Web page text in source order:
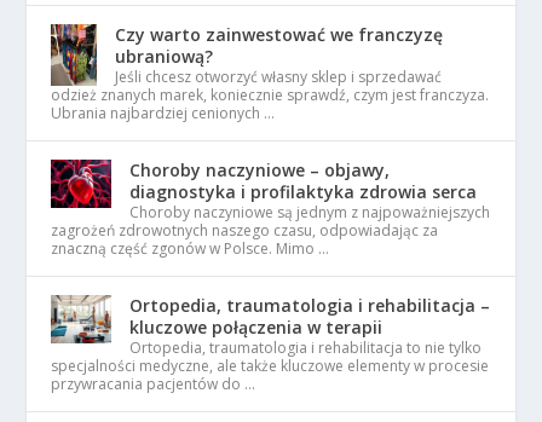
Czy warto zainwestować we franczyzę
ubraniową?
Jeśli chcesz otworzyć własny sklep i sprzedawać
odzież znanych marek, koniecznie sprawdź, czym jest franczyza.
Ubrania najbardziej cenionych …
Choroby naczyniowe – objawy,
diagnostyka i profilaktyka zdrowia serca
Choroby naczyniowe są jednym z najpoważniejszych
zagrożeń zdrowotnych naszego czasu, odpowiadając za
znaczną część zgonów w Polsce. Mimo …
Ortopedia, traumatologia i rehabilitacja –
kluczowe połączenia w terapii
Ortopedia, traumatologia i rehabilitacja to nie tylko
specjalności medyczne, ale także kluczowe elementy w procesie
przywracania pacjentów do …